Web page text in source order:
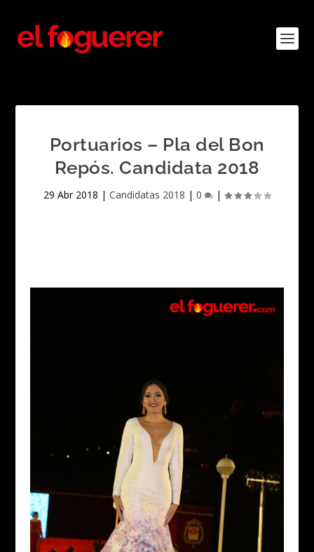
Portuarios – Pla del Bon
Repós. Candidata 2018
29 Abr 2018 | Candidatas 2018 | 0 |